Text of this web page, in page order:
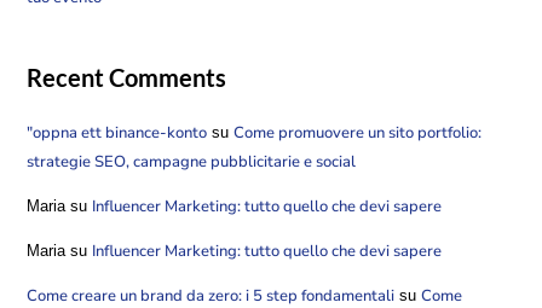
Recent Comments
"oppna ett binance-konto suCome promuovere un sito portfolio:
strategie SEO, campagne pubblicitarie e social
Mariasu Influencer Marketing: tutto quello che devi sapere
Mariasu Influencer Marketing: tutto quello che devi sapere
Come creare un brand da zero: i 5 step fondamentali suCome